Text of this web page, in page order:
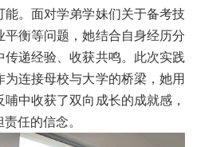
。面对学弟学妹们关于备考技
衡等问题，她结合自身经历分
递经验、收获共鸣。此次实践
连接母校与大学的桥梁，她用
中收获了双向成长的成就感，
任的信念。